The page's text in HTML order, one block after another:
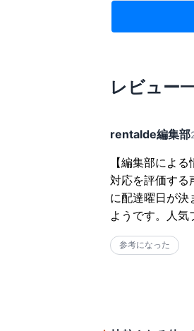
レビュー
rentalde編集部
【編集部によ
対応を評価する
に配達曜日が決
ようです。人気
参考になった